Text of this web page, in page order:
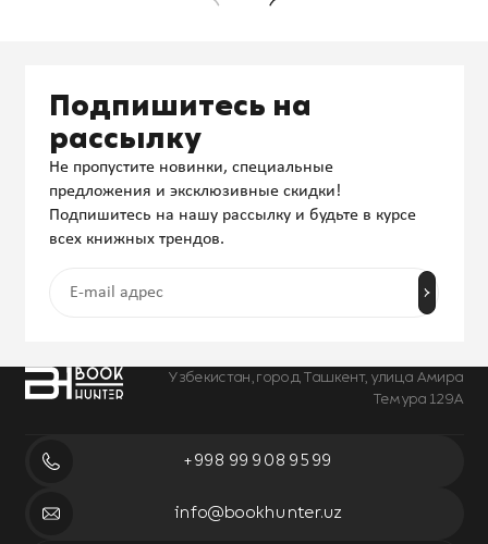
Узбекистан, город Ташкент, улица Амира
Темура 129А
+998 99 908 95 99
info@bookhunter.uz
Подпишитесь на
рассылку
Не пропустите новинки, специальные
предложения и эксклюзивные скидки!
Подпишитесь на нашу рассылку и будьте в курсе
всех книжных трендов.